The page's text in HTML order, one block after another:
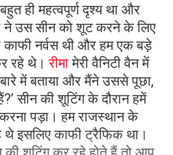
ही महत्वपूर्ण दृश्य था और
ने उस सीन को शूट करने के लिए
काफी नर्वस थी और हम एक बड़े
रहे थे।रीमामेरी वैनिटी वैन में
में बताया और मैंने उससे पूछा,
सीन की शूटिंग के दौरान हमें
पड़ा। हम राजस्थान के
थे इसलिए काफी ट्रैफिक था।